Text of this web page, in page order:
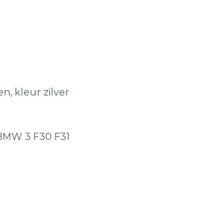
kleur zilver
3 F30 F31